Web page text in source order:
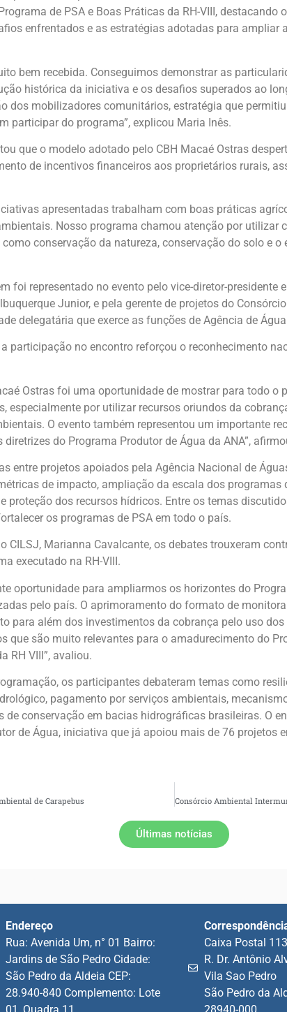
de PSA e Boas Práticas da RH-VIII,
enfrentados e as estratégias adotadas para ampliar
bem recebida. Conseguimos demonstrar as
histórica da iniciativa e os desafios superados ao
dos mobilizadores comunitários, estratégia que
participar do programa”, explicou Maria Inês.
que o modelo adotado pelo CBH Macaé Ostras
de incentivos financeiros aos proprietários rurais,
apresentadas trabalham com boas práticas
Nosso programa chamou atenção por utilizar
conservação da natureza, conservação do solo e
foi representado no evento pelo vice-diretor-presidente
Junior, e pela gerente de projetos do
delegatária que exerce as funções de Agência de Água
participação no encontro reforçou o reconhecimento
Ostras foi uma oportunidade de mostrar para todo o
especialmente por utilizar recursos oriundos da
O evento também representou um importante
do Programa Produtor de Água da ANA”,
entre projetos apoiados pela Agência Nacional de
de impacto, ampliação da escala dos programas
proteção dos recursos hídricos. Entre os temas
os programas de PSA em todo o país.
CILSJ, Marianna Cavalcante, os debates trouxeram
executado na RH-VIII.
oportunidade para ampliarmos os horizontes do
pelo país. O aprimoramento do formato de
para além dos investimentos da cobrança pelo uso
que são muito relevantes para o amadurecimento do
RH VIII”, avaliou.
os participantes debateram temas como
pagamento por serviços ambientais,
de conservação em bacias hidrográficas brasileiras. O
de Água, iniciativa que já apoiou mais de 76 projetos
de Carapebus
Últimas notícias
Endereço
Rua: Avenida Um, n° 01 Bairro:
Jardins de São Pedro Cidade:
São Pedro da Aldeia CEP:
28.940-840 Complemento: Lote
01, Quadra 11
Caixa Postal
R. Dr. Antônio
Vila Sao Pedro
São Pedro da
28940-000